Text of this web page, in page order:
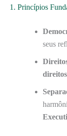
1. Princípios
seus